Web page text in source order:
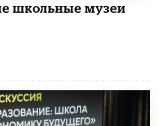
школьные музеи